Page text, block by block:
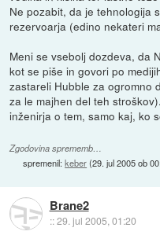
Ne pozabit, da je tehnologija
rezervoarja (edino nekateri
Meni se vsebolj dozdeva, da
kot se piše in govori po
zastareli Hubble za ogromno
za le majhen del teh
inženirja o tem, samo kaj, ko
Zgodovina sprememb…
spremenil:keber(29. jul 2005 ob
Brane2
::29. jul 2005, 01:20